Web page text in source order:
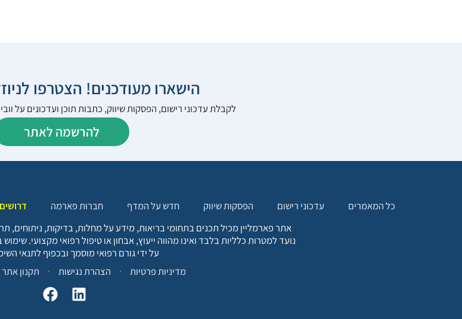
הישארו מעודכנים! הצטרפו
לקבלת עדכוני רישום, הפסקות שיווק, כתבות תוכן ועדכונים על
להרשמה לאתר
כל המאמרים עדכוני רישום הפסקות שיווק חדש על המדף חברות פארמה דרושים
אתר פארמליין מכיל תכנים בתחומי בריאות, מידע על מחלות, בדיקות, ניתוחים,
נועד למטרות כלליות בלבד ואינו מהווה ייעוץ, אבחון או טיפול רפואי מקצועי.
על ידי גורם רפואי מוסמך ובכפוף לתנאי
מדיניות פרטיות
הצהרת נגישות תקנון אתר